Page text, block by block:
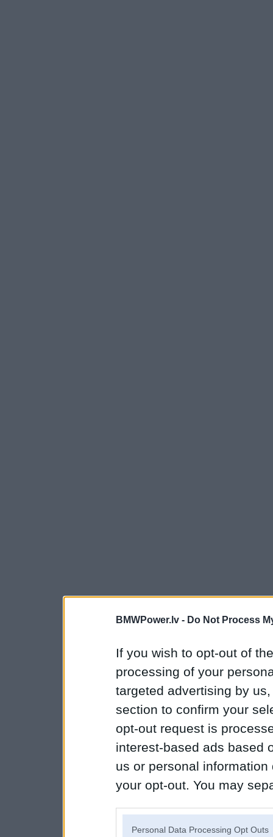
BMWPower.lv - Do Not Process
If you wish to opt-out of
processing of your
targeted advertising by
section to confirm your
opt-out request is
interest-based ads based
us or personal
your opt-out. You may
Personal Data Processing Opt Outs